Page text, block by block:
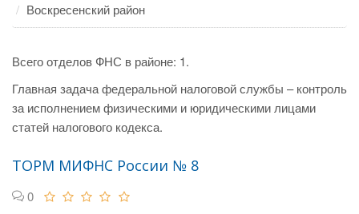
Воскресенский район
Всего отделов ФНС в районе: 1.
Главная задача федеральной налоговой службы – контроль
за исполнением физическими и юридическими лицами
статей налогового кодекса.
ТОРМ МИФНС России № 8
0